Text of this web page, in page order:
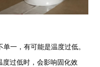
一，有可能是温度过低。
过低时，会影响固化效